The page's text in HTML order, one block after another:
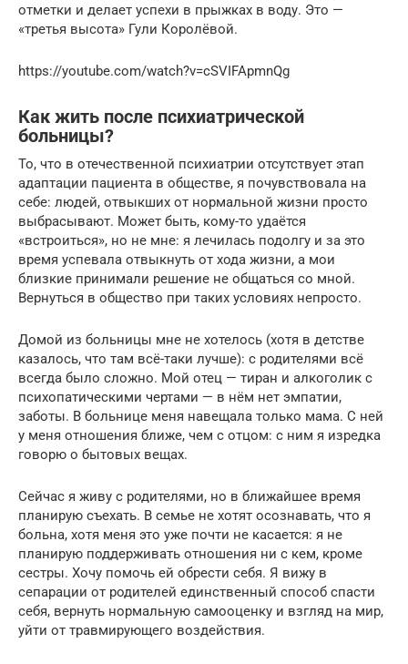
отметки и делает успехи в прыжках в воду. Это —
«третья высота» Гули Королёвой.
https://youtube.com/watch?v=cSVIFApmnQg
Как жить после психиатрической
больницы?
То, что в отечественной психиатрии отсутствует этап
адаптации пациента в обществе, я почувствовала на
себе: людей, отвыкших от нормальной жизни просто
выбрасывают. Может быть, кому-то удаётся
«встроиться», но не мне: я лечилась подолгу и за это
время успевала отвыкнуть от хода жизни, а мои
близкие принимали решение не общаться со мной.
Вернуться в общество при таких условиях непросто.
Домой из больницы мне не хотелось (хотя в детстве
казалось, что там всё-таки лучше): с родителями всё
всегда было сложно. Мой отец — тиран и алкоголик с
психопатическими чертами — в нём нет эмпатии,
заботы. В больнице меня навещала только мама. С ней
у меня отношения ближе, чем с отцом: с ним я изредка
говорю о бытовых вещах.
Сейчас я живу с родителями, но в ближайшее время
планирую съехать. В семье не хотят осознавать, что я
больна, хотя меня это уже почти не касается: я не
планирую поддерживать отношения ни с кем, кроме
сестры. Хочу помочь ей обрести себя. Я вижу в
сепарации от родителей единственный способ спасти
себя, вернуть нормальную самооценку и взгляд на мир,
уйти от травмирующего воздействия.